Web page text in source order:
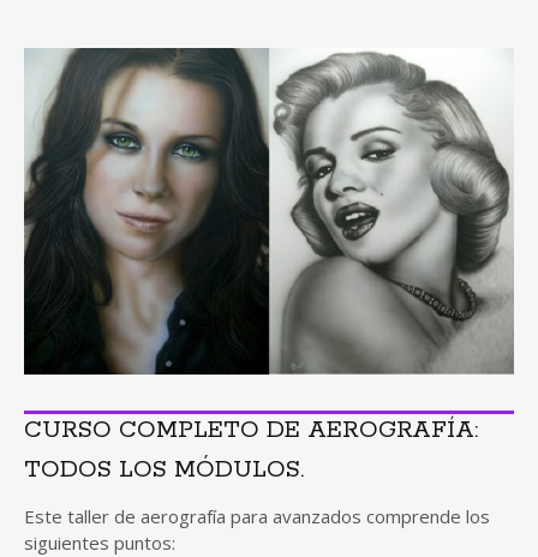
CURSO COMPLETO DE AEROGRAFÍA:
TODOS LOS MÓDULOS.
Este taller de aerografía para avanzados comprende los
siguientes puntos: